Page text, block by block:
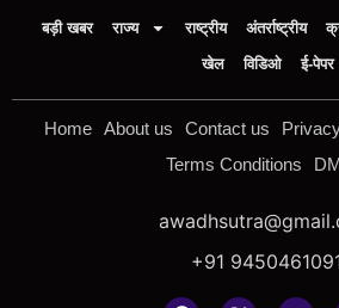
बड़ी खबर राज्य राष्ट्रीय अंतर्राष्ट्रीय
खेल
विडिओ ई-पेपर
Home About us Contact us
Terms Conditions
+91